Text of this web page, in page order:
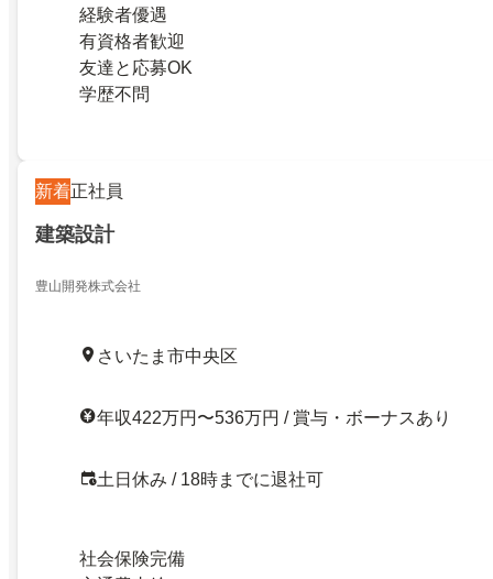
経験者優遇
有資格者歓迎
友達と応募OK
学歴不問
新着正社員
建築設計
豊山開発株式会社
さいたま市中央区
年収422万円〜536万円 / 賞与・ボーナスあり
土日休み / 18時までに退社可
社会保険完備